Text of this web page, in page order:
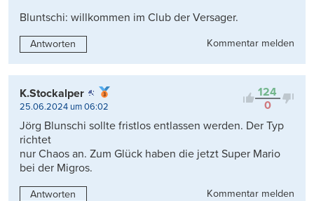
Bluntschi: willkommen im Club der Versager.
Antworten Kommentar melden
124
0
K.Stockalper
25.06.2024 um 06:02
Jörg Blunschi sollte fristlos entlassen werden. Der Typ
richtet
nur Chaos an. Zum Glück haben die jetzt Super Mario
bei der Migros.
Antworten Kommentar melden